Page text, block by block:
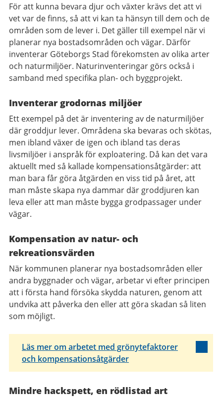
För att kunna bevara djur och växter krävs det att vi
vet var de finns, så att vi kan ta hänsyn till dem och de
områden som de lever i. Det gäller till exempel när vi
planerar nya bostadsområden och vägar. Därför
inventerar Göteborgs Stad förekomsten av olika arter
och naturmiljöer. Naturinventeringar görs också i
samband med specifika plan- och byggprojekt.
Inventerar grodornas miljöer
Ett exempel på det är inventering av de naturmiljöer
där groddjur lever. Områdena ska bevaras och skötas,
men ibland växer de igen och ibland tas deras
livsmiljöer i anspråk för exploatering. Då kan det vara
aktuellt med så kallade kompensationsåtgärder: att
man bara får göra åtgärden en viss tid på året, att
man måste skapa nya dammar där groddjuren kan
leva eller att man måste bygga grodpassager under
vägar.
Kompensation av natur- och
rekreationsvärden
När kommunen planerar nya bostadsområden eller
andra byggnader och vägar, arbetar vi efter principen
att i första hand försöka skydda naturen, genom att
undvika att påverka den eller att göra skadan så liten
som möjligt.
Läs mer om arbetet med grönytefaktorer
och kompensationsåtgärder
Mindre hackspett, en rödlistad art